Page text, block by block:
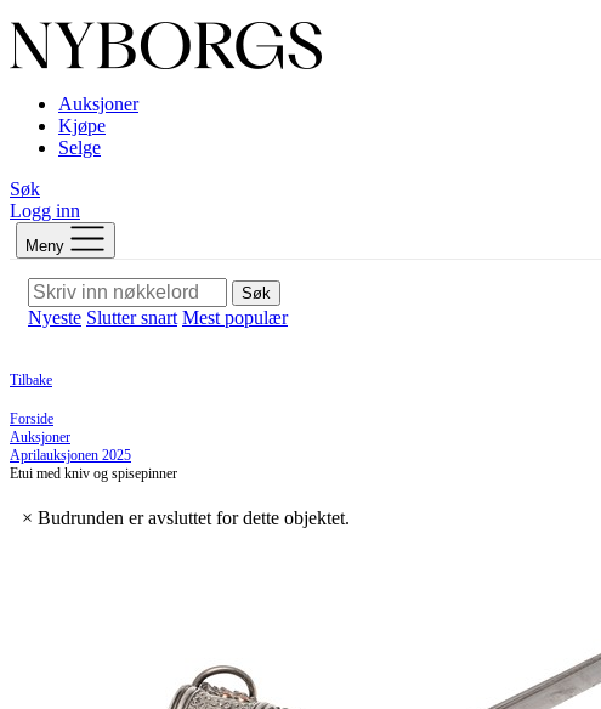
Auksjoner
Kjøpe
Selge
Søk
Logg inn
Meny
Søk
Nyeste Slutter snart Mest populær
Tilbake
Forside
Auksjoner
Aprilauksjonen 2025
Etui med kniv og spisepinner
× Budrunden er avsluttet for dette objektet.